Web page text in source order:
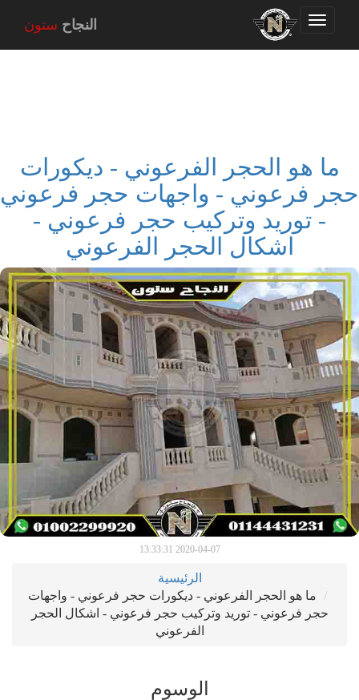
Toggle
navigation
النجاح ستون
ما هو الحجر الفرعوني - ديكورات
حجر فرعوني - واجهات حجر فرعوني
- توريد وتركيب حجر فرعوني -
اشكال الحجر الفرعوني
2020-04-07 13:33:31
الرئيسية
ما هو الحجر الفرعوني - ديكورات حجر فرعوني - واجهات
حجر فرعوني - توريد وتركيب حجر فرعوني - اشكال الحجر
الفرعوني
الوسوم